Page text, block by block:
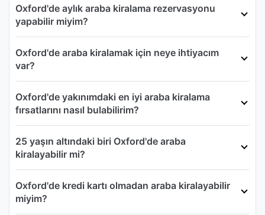
Oxford'de aylık araba kiralama rezervasyonu
yapabilir miyim?
Oxford'de araba kiralamak için neye ihtiyacım
var?
Oxford'de yakınımdaki en iyi araba kiralama
fırsatlarını nasıl bulabilirim?
25 yaşın altındaki biri Oxford'de araba
kiralayabilir mi?
Oxford'de kredi kartı olmadan araba kiralayabilir
miyim?